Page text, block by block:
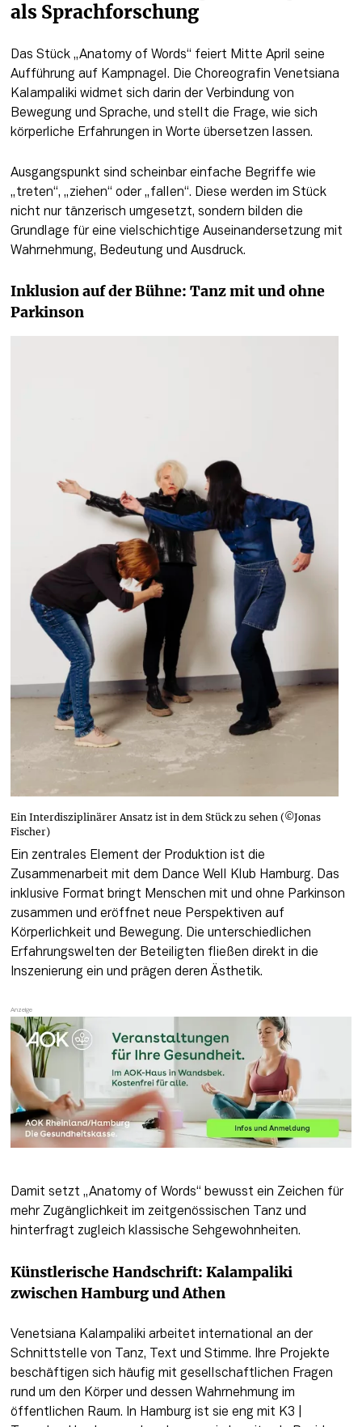
als Sprachforschung
Das Stück „Anatomy of Words“ feiert Mitte April seine
Aufführung auf Kampnagel. Die Choreografin Venetsiana
Kalampaliki widmet sich darin der Verbindung von
Bewegung und Sprache, und stellt die Frage, wie sich
körperliche Erfahrungen in Worte übersetzen lassen.
Ausgangspunkt sind scheinbar einfache Begriffe wie
„treten“, „ziehen“ oder „fallen“. Diese werden im Stück
nicht nur tänzerisch umgesetzt, sondern bilden die
Grundlage für eine vielschichtige Auseinandersetzung mit
Wahrnehmung, Bedeutung und Ausdruck.
Inklusion auf der Bühne: Tanz mit und ohne
Parkinson
Ein Interdisziplinärer Ansatz ist in dem Stück zu sehen (©Jonas
Fischer)
Ein zentrales Element der Produktion ist die
Zusammenarbeit mit dem Dance Well Klub Hamburg. Das
inklusive Format bringt Menschen mit und ohne Parkinson
zusammen und eröffnet neue Perspektiven auf
Körperlichkeit und Bewegung. Die unterschiedlichen
Erfahrungswelten der Beteiligten fließen direkt in die
Inszenierung ein und prägen deren Ästhetik.
Damit setzt „Anatomy of Words“ bewusst ein Zeichen für
mehr Zugänglichkeit im zeitgenössischen Tanz und
hinterfragt zugleich klassische Sehgewohnheiten.
Künstlerische Handschrift: Kalampaliki
zwischen Hamburg und Athen
Venetsiana Kalampaliki arbeitet international an der
Schnittstelle von Tanz, Text und Stimme. Ihre Projekte
beschäftigen sich häufig mit gesellschaftlichen Fragen
rund um den Körper und dessen Wahrnehmung im
öffentlichen Raum. In Hamburg ist sie eng mit K3 |